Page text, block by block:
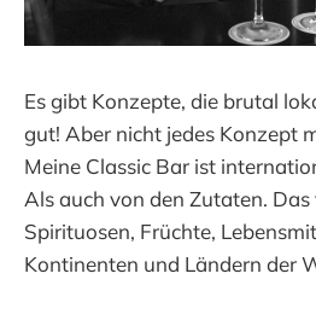
Es gibt Konzepte, die brutal
gut! Aber nicht jedes Konzept
Meine Classic Bar ist
Als auch von den Zutaten.
Spirituosen, Früchte,
Kontinenten und Ländern der